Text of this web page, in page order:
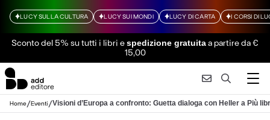
LUCY SULLA CULTURA LUCY SUI MONDI LUCY DI CARTA I CORSI DI
Sconto del 5% su tutti i libri espedizione gratuitaa partire da €
15,00
Home/Eventi/Visioni d’Europa a confronto: Guetta dialoga con Heller a Più